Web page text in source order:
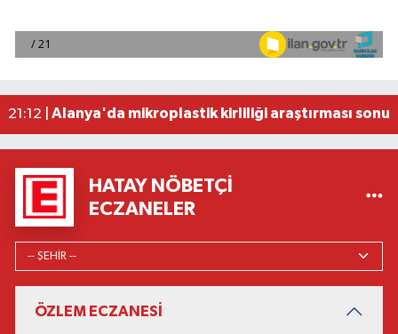
22:31 |
Cumhurbaşkanı Erdoğan, yarın Suudi
23:57 |Manavgat'ta kuyuya düşen çocuk itfaiye
HATAY NÖBETÇI
ECZANELER
ÖZLEM ECZANESİ